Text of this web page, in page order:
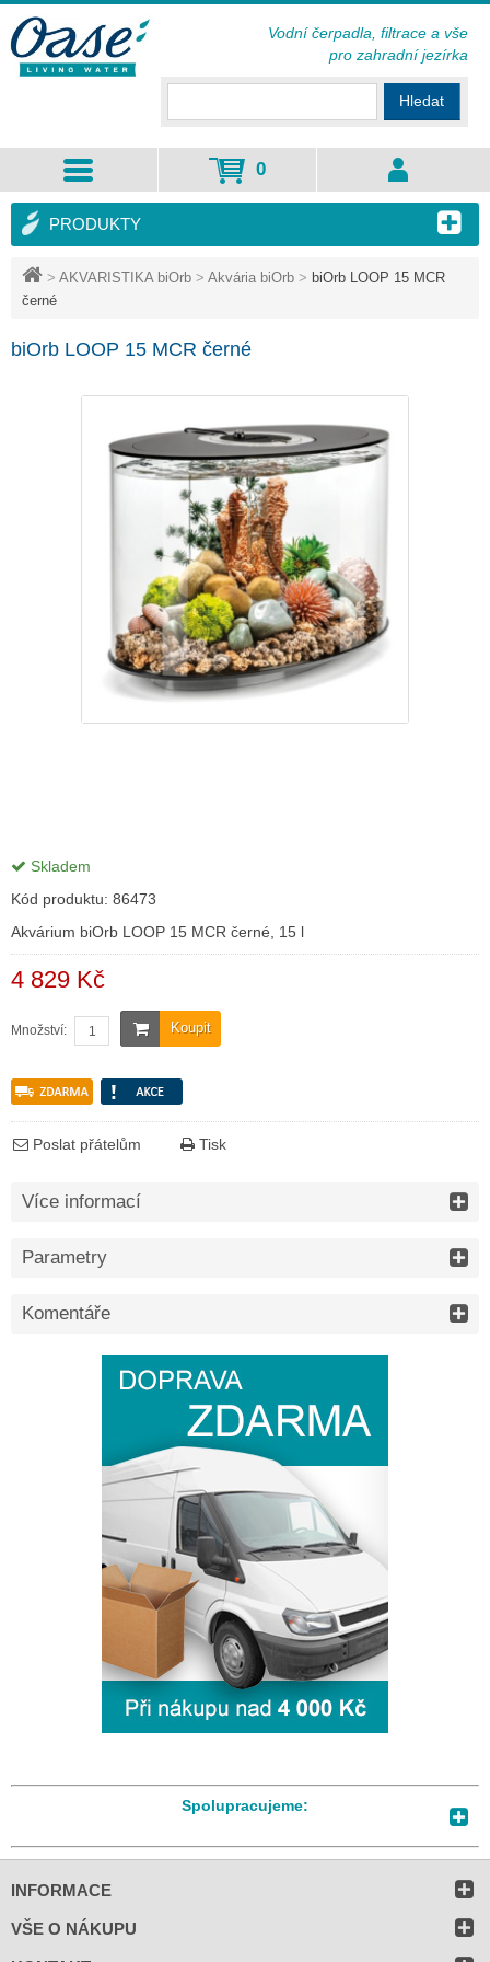
> AKVARISTIKA biOrb > Akvária biOrb > biOrb LOOP 15 MCR
černé
biOrb LOOP 15 MCR černé
Skladem
Kód produktu: 86473
Akvárium biOrb LOOP 15 MCR černé, 15 l
4 829 Kč
Koupit
Množství:
Poslat přátelům Tisk
Více informací
Parametry
Komentáře
PRODUKTY
Spolupracujeme:
Hledat
0
Vodní čerpadla, filtrace a vše
pro zahradní jezírka
INFORMACE
VŠE O NÁKUPU